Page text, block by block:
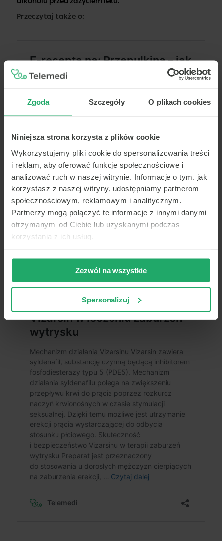
Zgoda Szczegóły O plikach cookies
Niniejsza strona korzysta z plików cookie
Wykorzystujemy pliki cookie do spersonalizowania treści
i reklam, aby oferować funkcje społecznościowe i
analizować ruch w naszej witrynie. Informacje o tym, jak
korzystasz z naszej witryny, udostępniamy partnerom
społecznościowym, reklamowym i analitycznym.
Partnerzy mogą połączyć te informacje z innymi danymi
otrzymanymi od Ciebie lub uzyskanymi podczas
korzystania z ich usług.
Zezwól na wszystkie
Spersonalizuj
Przeczytaj także o: